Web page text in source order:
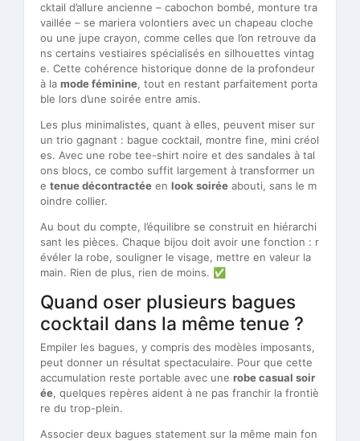
cktail d’allure ancienne – cabochon bombé, monture tra
vaillée – se mariera volontiers avec un chapeau cloche
ou une jupe crayon, comme celles que l’on retrouve da
ns certains vestiaires spécialisés en silhouettes vintag
e. Cette cohérence historique donne de la profondeur
à la mode féminine, tout en restant parfaitement porta
ble lors d’une soirée entre amis.
Les plus minimalistes, quant à elles, peuvent mis­er sur
un trio gagnant : bague cocktail, montre fine, mini créol
es. Avec une robe tee-shirt noire et des sandales à tal
ons blocs, ce combo suffit largement à transformer un
e tenue décontractée en look soirée abouti, sans le m
oindre collier.
Au bout du compte, l’équilibre se construit en hiérarchi
sant les pièces. Chaque bijou doit avoir une fonction : r
évéler la robe, souligner le visage, mettre en valeur la
main. Rien de plus, rien de moins. ✅
Quand oser plusieurs bagues
cocktail dans la même tenue ?
Empiler les bagues, y compris des modèles imposants,
peut donner un résultat spectaculaire. Pour que cette
accumulation reste portable avec une robe casual soir
ée, quelques repères aident à ne pas franchir la frontiè
re du trop-plein.
Associer deux bagues statement sur la même main fon